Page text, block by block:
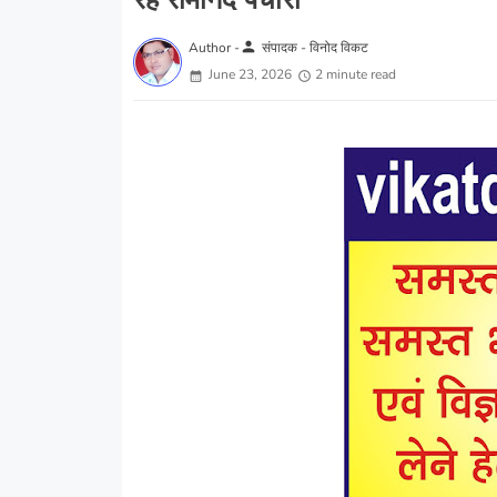
Author -person संपादक - विनोद विकट
June 23, 2026
2 minute read